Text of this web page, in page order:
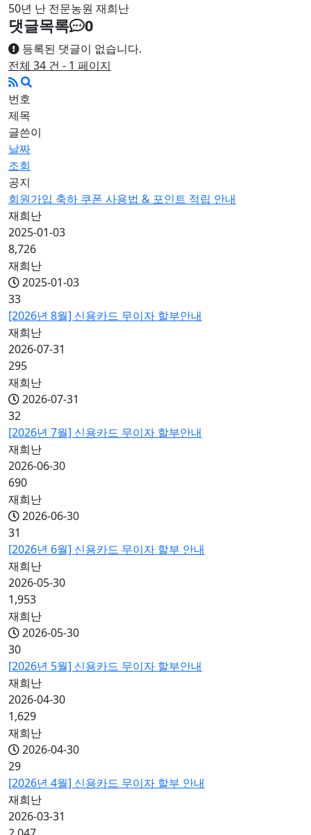
50년 난 전문농원 재희난
댓글목록 0
등록된 댓글이 없습니다.
전체 34 건 - 1 페이지
번호
제목
글쓴이
날짜
조회
공지
회원가입 축하 쿠폰 사용법 & 포인트 적립 안내
재희난
2025-01-03
8,726
재희난
2025-01-03
33
[2026년 8월] 신용카드 무이자 할부안내
재희난
2026-07-31
295
재희난
2026-07-31
32
[2026년 7월] 신용카드 무이자 할부안내
재희난
2026-06-30
690
재희난
2026-06-30
31
[2026년 6월] 신용카드 무이자 할부 안내
재희난
2026-05-30
1,953
재희난
2026-05-30
30
[2026년 5월] 신용카드 무이자 할부안내
재희난
2026-04-30
1,629
재희난
2026-04-30
29
[2026년 4월] 신용카드 무이자 할부 안내
재희난
2026-03-31